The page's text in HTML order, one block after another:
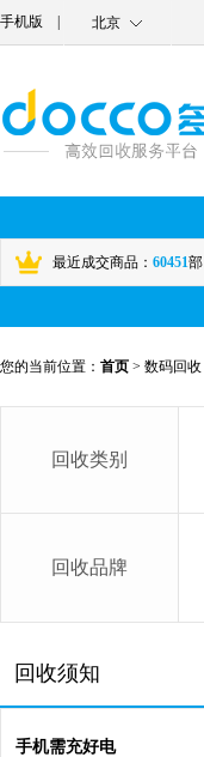
手机版 北京
最近成交商品： 60451部
您的当前位置： 首页 > 数码回收
回收类别
回收品牌
回收须知
手机需充好电